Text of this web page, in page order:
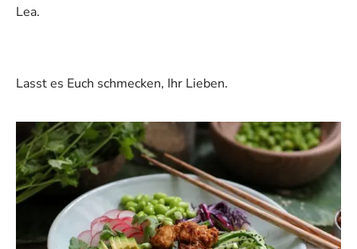
Lea.
Lasst es Euch schmecken, Ihr Lieben.